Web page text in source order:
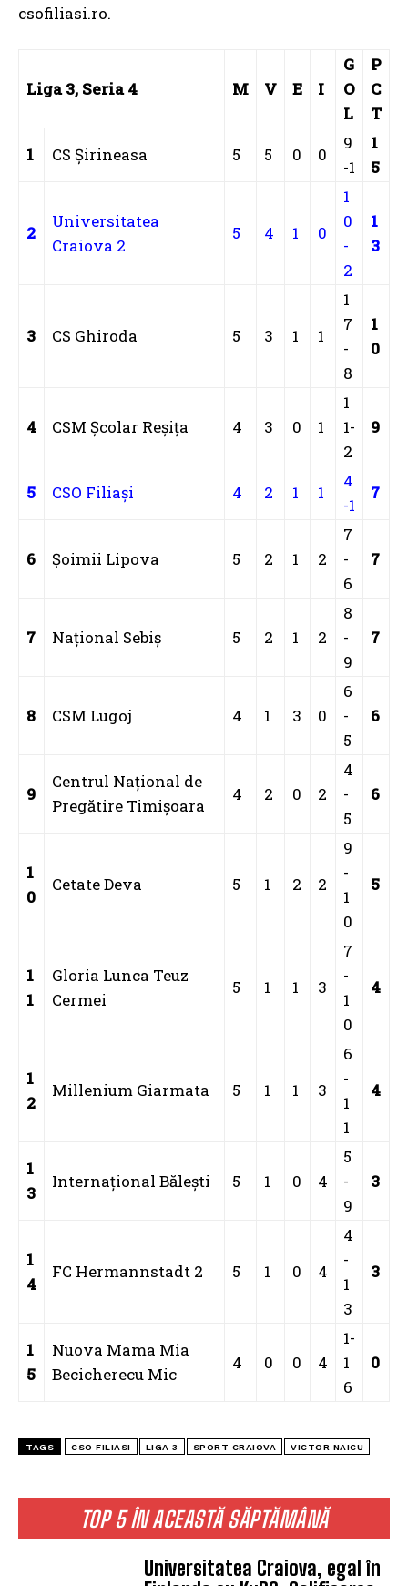
TOP 5 ÎN ACEASTĂ SĂPTĂMÂNĂ
Universitatea Craiova, egal în
csofiliasi.ro.
Liga 3, Seria 4 M V E I
G
O
L
P
C
T
1
CS Şirineasa 5 5 0 0
9
-1
1
5
2
Universitatea
Craiova 2
5 4 1 0
1
0
-
2
1
3
3 CS Ghiroda 5 3 1 1
1
7
-
8
1
0
4 CSM Şcolar Reşiţa 4 3 0 1
1
1-
2
9
5 CSO Filiaşi 4 2 1 1
4
-1
7
6 Şoimii Lipova 5 2 1 2
7
-
6
7
7 Naţional Sebiş 5 2 1 2
8
-
9
7
8 CSM Lugoj 4 1 3 0
6
-
5
6
9
Centrul Naţional de
Pregătire Timişoara
4 2 0 2
4
-
5
6
1
0
Cetate Deva 5 1 2 2
9
-
1
0
5
1
1
Gloria Lunca Teuz
Cermei
5 1 1 3
7
-
1
0
4
1
2
Millenium Giarmata 5 1 1 3
6
-
1
1
4
1
3
Internaţional Băleşti 5 1 0 4
5
-
9
3
1
4
FC Hermannstadt 2 5 1 0 4
4
-
1
3
3
1
5
Nuova Mama Mia
Becicherecu Mic
4 0 0 4
1-
1
6
0
TAGS CSO FILIASI LIGA 3 SPORT CRAIOVA VICTOR NAICU